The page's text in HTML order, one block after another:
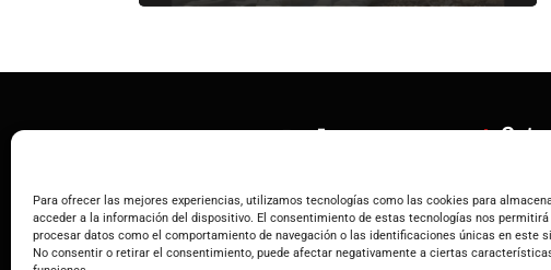
Para ofrecer las mejores experiencias, utilizamos tecnologías como las cookies para
acceder a la información del dispositivo. El consentimiento de estas tecnologías nos permitirá
procesar datos como el comportamiento de navegación o las identificaciones únicas en este
No consentir o retirar el consentimiento, puede afectar negativamente a ciertas
NE
NEWS ELEMENTOR
Tu fuente confiable para las noticias de
Entrenúcleos y alrededores.
Dos
Sevilla